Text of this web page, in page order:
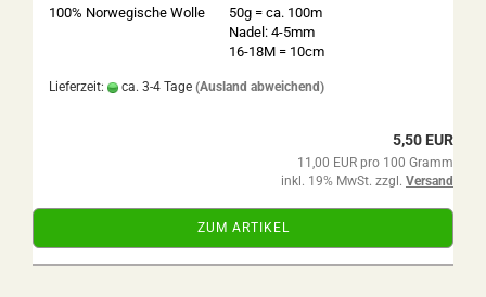
100% Norwegische Wolle
50g = ca. 100m
Nadel: 4-5mm
16-18M = 10cm
Lieferzeit: ca. 3-4 Tage (Ausland abweichend)
5,50 EUR
11,00 EUR pro 100 Gramm
inkl. 19% MwSt. zzgl. Versand
ZUM ARTIKEL